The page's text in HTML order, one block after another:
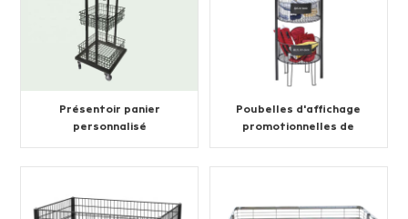
Présentoir panier
personnalisé
Poubelles d'affichage
promotionnelles de